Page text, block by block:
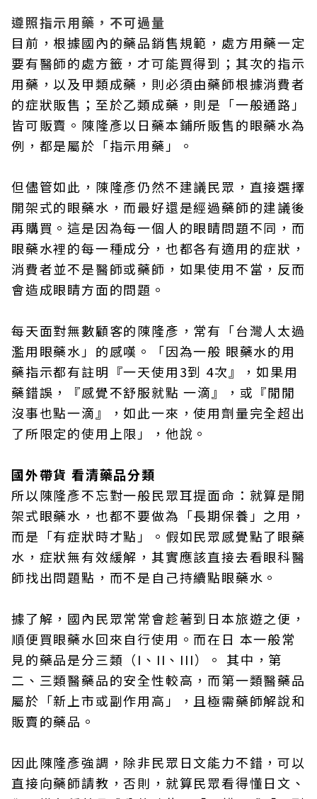
遵照指示用藥，不可過量
目前，根據國內的藥品銷售規範，處方用藥一定
要有醫師的處方籤，才可能買得到；其次的指示
用藥，以及甲類成藥，則必須由藥師根據消費者
的症狀販售；至於乙類成藥，則是「一般通路」
皆可販賣。陳隆彥以日藥本鋪所販售的眼藥水為
例，都是屬於「指示用藥」。
但儘管如此，陳隆彥仍然不建議民眾，直接選擇
開架式的眼藥水，而最好還是經過藥師的建議後
再購買。這是因為每一個人的眼睛問題不同，而
眼藥水裡的每一種成分，也都各有適用的症狀，
消費者並不是醫師或藥師，如果使用不當，反而
會造成眼睛方面的問題。
每天面對無數顧客的陳隆彥，常有「台灣人太過
濫用眼藥水」的感嘆。「因為一般 眼藥水的用
藥指示都有註明『一天使用3到 4次』，如果用
藥錯誤，『感覺不舒服就點 一滴』，或『閒閒
沒事也點一滴』，如此一來，使用劑量完全超出
了所限定的使用上限」，他說。
國外帶貨 看清藥品分類
所以陳隆彥不忘對一般民眾耳提面命：就算是開
架式眼藥水，也都不要做為「長期保養」之用，
而是「有症狀時才點」。假如民眾感覺點了眼藥
水，症狀無有效緩解，其實應該直接去看眼科醫
師找出問題點，而不是自己持續點眼藥水。
據了解，國內民眾常常會趁著到日本旅遊之便，
順便買眼藥水回來自行使用。而在日 本一般常
見的藥品是分三類（I、II、III）。 其中，第
二、三類醫藥品的安全性較高，而第一類醫藥品
屬於「新上市或副作用高」，且極需藥師解說和
販賣的藥品。
因此陳隆彥強調，除非民眾日文能力不錯，可以
直接向藥師請教，否則，就算民眾看得懂日文、